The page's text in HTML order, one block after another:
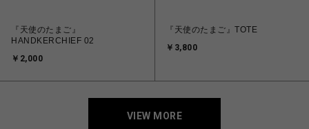
『天使のたまご』
HANDKERCHIEF 02
￥2,000
『天使のたまご』TOTE
￥3,800
VIEW MORE